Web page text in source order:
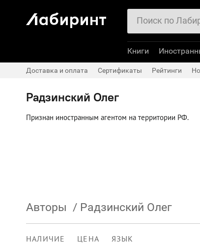
Радзинский Олег
Признан иностранным агентом на территории РФ.
Авторы / Радзинский Олег
НАЛИЧИЕ ЦЕНА ЯЗЫК
Книги
Доставка и оплата Сертификаты Рейтинги